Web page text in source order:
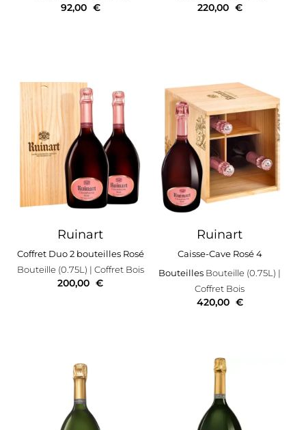
92,00 € 220,00 €
Ruinart
Coffret Duo 2 bouteilles Rosé
Bouteille (0.75L) | Coffret Bois
200,00 €
Ruinart
Caisse-Cave Rosé 4
Bouteilles Bouteille (0.75L) |
Coffret Bois
420,00 €